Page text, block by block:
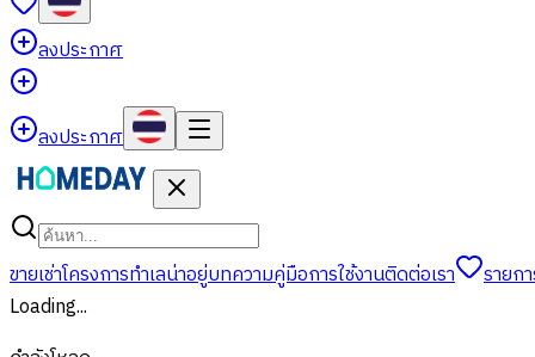
ลงประกาศ
ลงประกาศ
ขายเช่าโครงการทำเลน่าอยู่บทความคู่มือการใช้งานติดต่อเรา
รายก
Loading...